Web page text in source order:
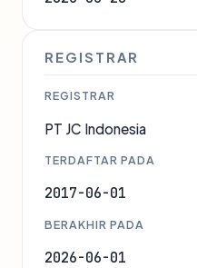
REGISTRAR
REGISTRAR
PT JC Indonesia
TERDAFTAR PADA
2017-06-01
BERAKHIR PADA
2026-06-01